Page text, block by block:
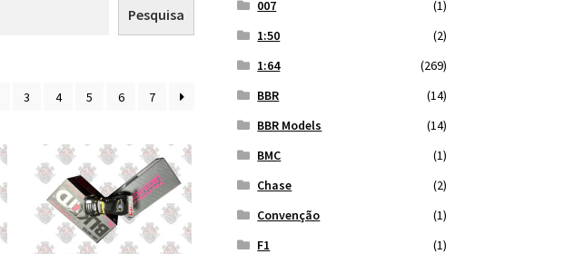
Pesquisa
3 4 5 6 7
007
(1)
1:50
(2)
1:64
(269)
BBR
(14)
BBR Models
(14)
BMC
(1)
Chase
(2)
Convenção
(1)
F1
(1)